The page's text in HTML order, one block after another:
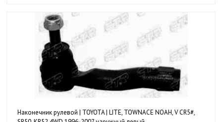
Наконечник рулевой | TOYOTA | LITE, TOWNACE NOAH, V CR5#,